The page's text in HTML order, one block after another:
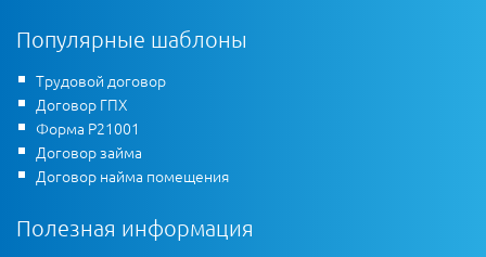
Популярные шаблоны
Трудовой договор
Договор ГПХ
Форма Р21001
Договор займа
Договор найма помещения
Полезная информация